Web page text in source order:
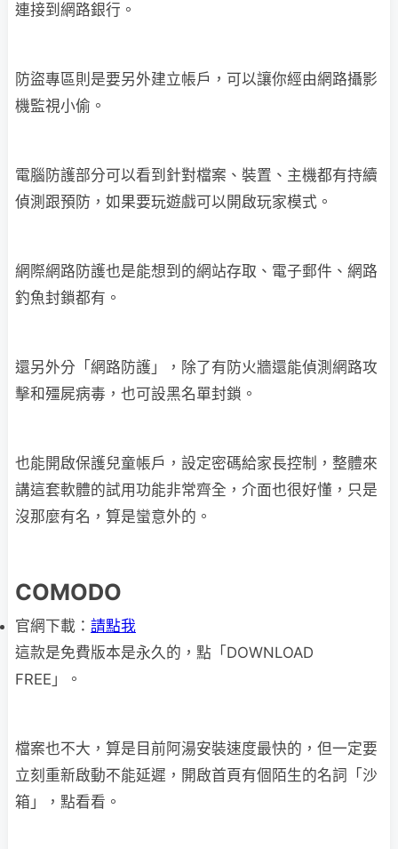
連接到網路銀行。
防盜專區則是要另外建立帳戶，可以讓你經由網路攝影
機監視小偷。
電腦防護部分可以看到針對檔案、裝置、主機都有持續
偵測跟預防，如果要玩遊戲可以開啟玩家模式。
網際網路防護也是能想到的網站存取、電子郵件、網路
釣魚封鎖都有。
還另外分「網路防護」，除了有防火牆還能偵測網路攻
擊和殭屍病毒，也可設黑名單封鎖。
也能開啟保護兒童帳戶，設定密碼給家長控制，整體來
講這套軟體的試用功能非常齊全，介面也很好懂，只是
沒那麼有名，算是蠻意外的。
COMODO
官網下載： 請點我
這款是免費版本是永久的，點「DOWNLOAD
FREE」。
檔案也不大，算是目前阿湯安裝速度最快的，但一定要
立刻重新啟動不能延遲，開啟首頁有個陌生的名詞「沙
箱」，點看看。